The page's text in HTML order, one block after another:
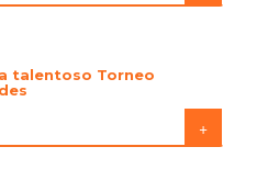
talentoso Torneo
+